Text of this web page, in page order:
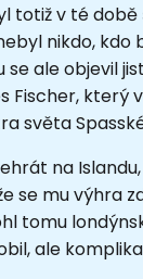
totiž v té
nikdo, kdo
se ale objevil
Fischer, který
světa
na
se mu výhra
tomu
ale